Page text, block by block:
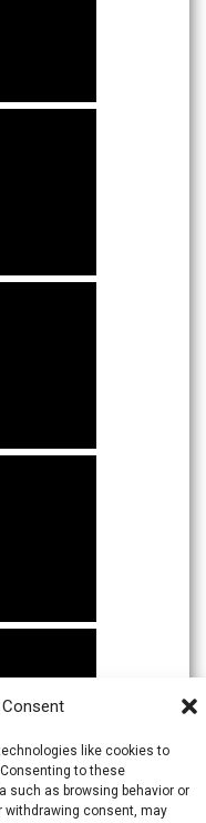
like cookies to
to these
such as browsing behavior or
withdrawing consent, may